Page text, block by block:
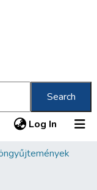
Search
Log In (current)